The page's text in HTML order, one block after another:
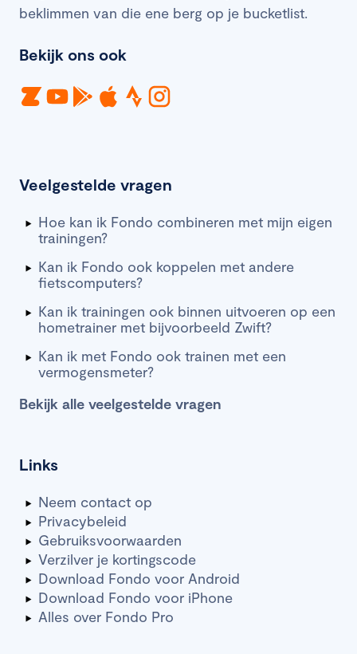
beklimmen van die ene berg op je bucketlist.
Bekijk ons ook
Links
Neem contact op
Privacybeleid
Gebruiksvoorwaarden
Verzilver je kortingscode
Download Fondo voor Android
Download Fondo voor iPhone
Alles over Fondo Pro
Veelgestelde vragen
Hoe kan ik Fondo combineren met mijn eigen
trainingen?
Kan ik Fondo ook koppelen met andere
fietscomputers?
Kan ik trainingen ook binnen uitvoeren op een
hometrainer met bijvoorbeeld Zwift?
Kan ik met Fondo ook trainen met een
vermogensmeter?
Bekijk alle veelgestelde vragen